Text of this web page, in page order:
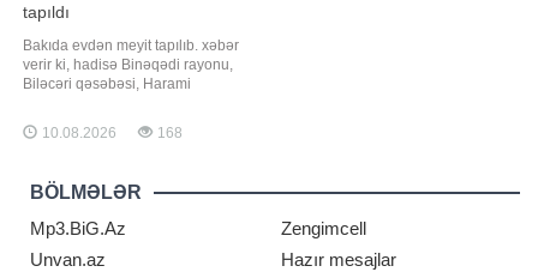
tapıldı
Bakıda evdən meyit tapılıb. xəbər
verir ki, hadisə Binəqədi rayonu,
Biləcəri qəsəbəsi, Harami
ünvanda yaşayan, 71 yaşlı
Zübeycət Çerçi qızı Əhmədovanın
görünməyən meyiti yaşadığı evdə
aşkar edilib. Araşdırmalar rayon
10.08.2026 168
BÖLMƏLƏR
Mp3.BiG.Az
Zengimcell
Unvan.az
Hazır mesajlar